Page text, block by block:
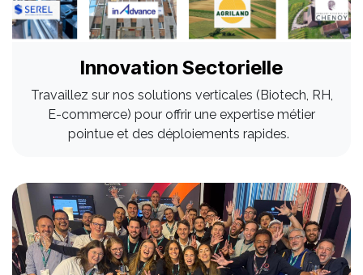
Innovation Sectorielle
Travaillez sur nos solutions verticales (Biotech, RH,
E-commerce) pour offrir une expertise métier
pointue et des déploiements rapides.